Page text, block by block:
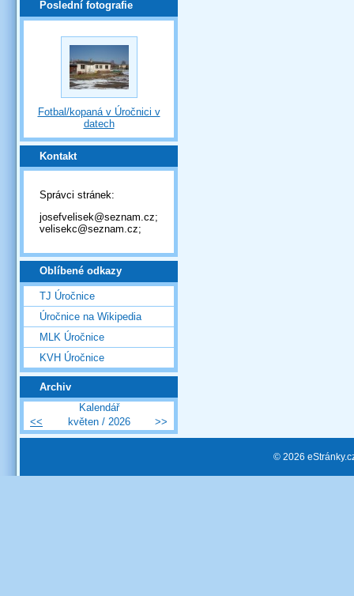
Poslední fotografie
Fotbal/kopaná v Úročnici v
datech
Kontakt
Správci stránek:
josefvelisek@seznam.cz;
velisekc@seznam.cz;
Oblíbené odkazy
TJ Úročnice
Úročnice na Wikipedia
MLK Úročnice
KVH Úročnice
Archiv
Kalendář
<<
květen / 2026 >>
© 2026